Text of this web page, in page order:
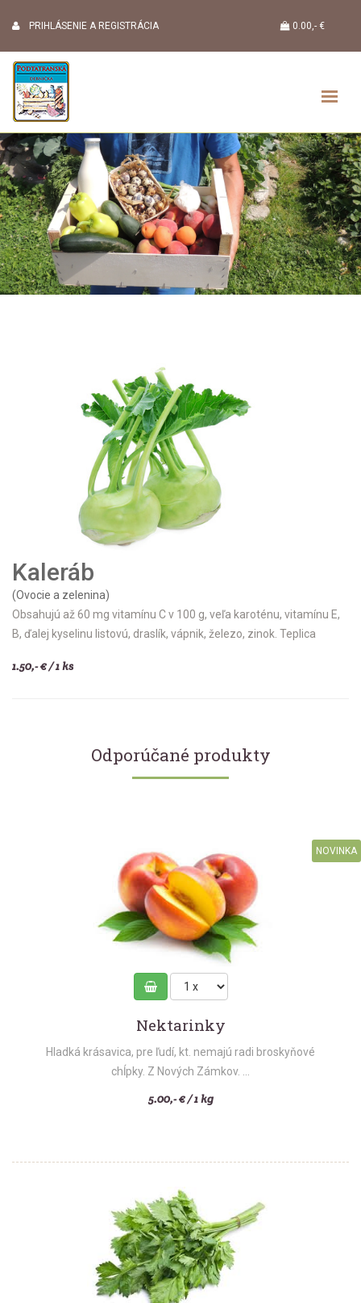
0.00,- €
PRIHLÁSENIE A REGISTRÁCIA
Kaleráb
(Ovocie a zelenina)
Obsahujú až 60 mg vitamínu C v 100 g, veľa karoténu, vitamínu E,
B, ďalej kyselinu listovú, draslík, vápnik, železo, zinok. Teplica
1.50,- € / 1 ks
Odporúčané produkty
NOVINKA
Nektarinky
Hladká krásavica, pre ľudí, kt. nemajú radi broskyňové
chĺpky. Z Nových Zámkov. ...
5.00,- € / 1 kg